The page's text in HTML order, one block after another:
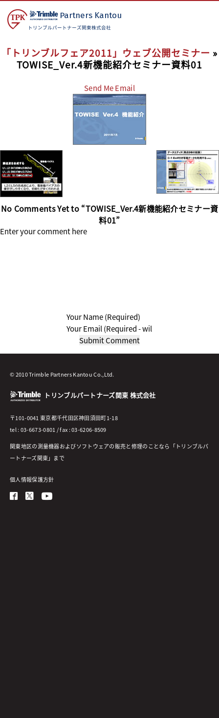
Partners Kantou
トリンブルパートナーズ関東株式会社
「トリンブルフェア2011」ウェブ公開セミナー »
TOWISE_Ver.4新機能紹介セミナー資料01
Send Me Email
No Comments Yet to “TOWISE_Ver.4新機能紹介セミナー資
料01”
© 2010 Trimble Partners Kantou Co.,Ltd.
トリンブルパートナーズ関東 株式会社
〒101-0041 東京都千代田区神田須田町1-18
tel : 03-6673-0801 / fax : 03-6206-8509
関東地区の測量機器およびソフトウェアの販売と修理のことなら「トリンブルパ
ートナーズ関東」まで
個人情報保護方針